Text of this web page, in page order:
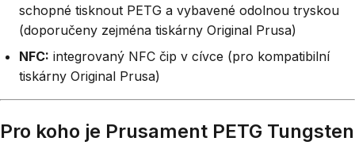
schopné tisknout PETG a vybavené odolnou tryskou
(doporučeny zejména tiskárny Original Prusa)
NFC: integrovaný NFC čip v cívce (pro kompatibilní
tiskárny Original Prusa)
Pro koho je Prusament PETG Tungsten